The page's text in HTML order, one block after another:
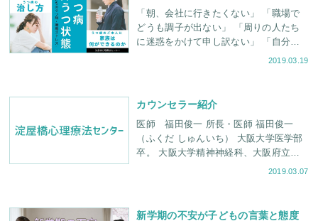
「朝、会社に行きたくない」 「職場で
どうも調子が出ない」 「周りの人たち
に迷惑をかけて申し訳ない」 「自分が
情けなくなる」 「気持ちが落ち込ん
2019.03.19
カウンセラー紹介
医師 福田俊一 所長・医師 福田俊一
（ふくだ しゅんいち） 大阪大学医学部
卒。 大阪大学精神神経科、大阪府立病
院神経科にて精神医療に取り組む。 米
2019.03.07
新学期の不安が子どもの言葉と態度